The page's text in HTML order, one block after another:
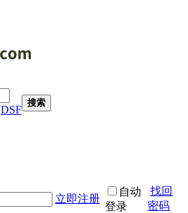
DSF
搜索
立即注册
自动
登录
找回
密码